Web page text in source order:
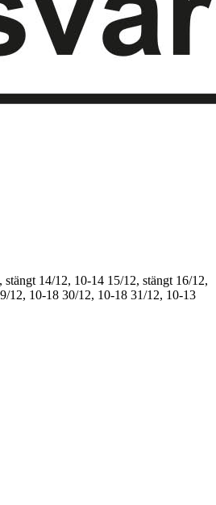
stängt 14/12, 10-14 15/12, stängt 16/12,
12, 10-18 30/12, 10-18 31/12, 10-13